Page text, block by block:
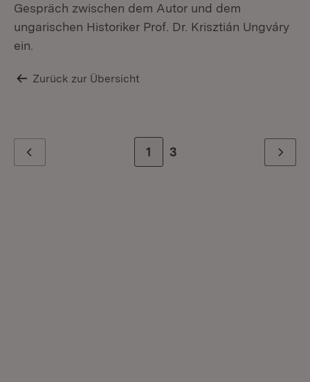
Gespräch zwischen dem Autor und dem
ungarischen Historiker Prof. Dr. Krisztián Ungváry
ein.
Zurück zur Übersicht
Zur Seite
1 Zur letzten Seite
3 Weiter